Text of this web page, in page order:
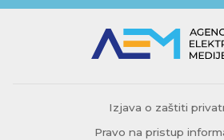
Izjava o zaštiti
Pravo na pristup